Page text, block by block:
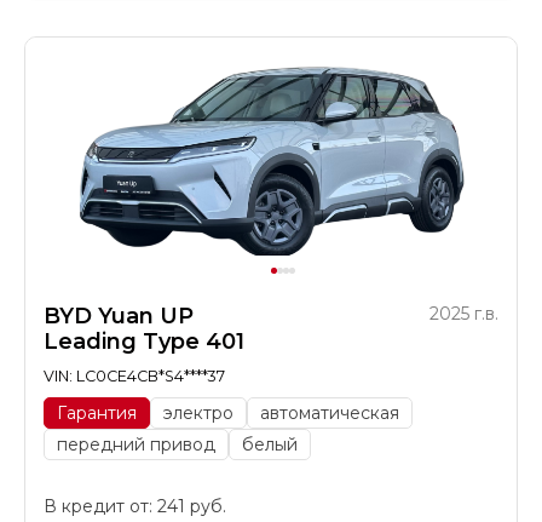
BYD Yuan UP
Leading Type 401
2025 г.в.
VIN: LC0CE4CB*S4****37
Гарантия электро
автоматическая
передний привод
белый
В кредит от: 241 руб.